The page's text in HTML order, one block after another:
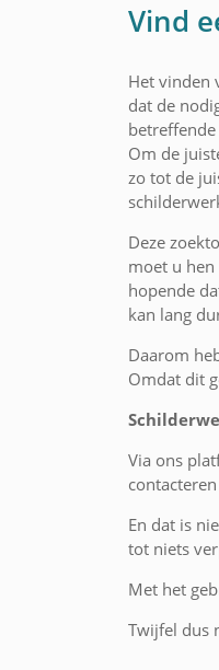
Vind
Het vinden
dat de
Om de
zo tot de
Deze
moet u
hopende
kan lang
Daarom
Omdat dit
Via ons
En dat is
tot niets
Met het
Twijfel dus